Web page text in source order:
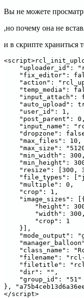
Вы не можете
,но почему она не
и в скрипте храниться
"uploader_id":
"fix_editor":
"action":
"temp_media":
"input_attach":
"auto_upload":
    "user_id": 1,
    "post_parent": 0,
"input_name":
"dropzone":
    "max_files": 10,
"max_size":
    "min_width": 300,
"min_height":
"resize": [300,
"file_types":
    "multiple": 0,
    "crop": 1,
    "image_sizes": [{
"height":
        "width": 300,
        "crop": 1
    }],
"mode_output":
"class_name":
"filename":
"filetitle":
    "dir": "",
    "group_id": "51"
},
</script>